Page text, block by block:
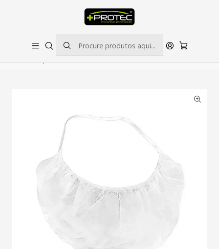
SOLICITE ORÇAMENTO PARA ESTAMPADOS/BORDADOS // SINALÉTICA:
OUTRAS DIMENSÕES SOB CONSULTA
Início Descartáveis
Cobre Barbas Descartável com Elásticos (Pack 100